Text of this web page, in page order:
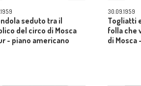
seduto tra il
del circo di Mosca
- piano americano
30.09.1959
Togliatti
folla che
di Mosca